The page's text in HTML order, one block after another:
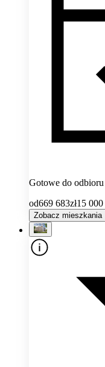
Gotowe do odbioru
od669 683zł15 000
Zobacz mieszkania